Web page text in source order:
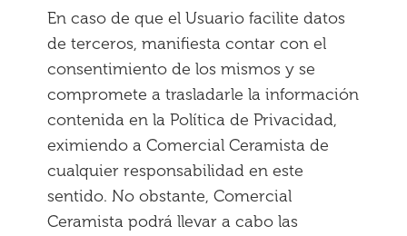
En caso de que el Usuario facilite datos
de terceros, manifiesta contar con el
consentimiento de los mismos y se
compromete a trasladarle la información
contenida en la Política de Privacidad,
eximiendo a Comercial Ceramista de
cualquier responsabilidad en este
sentido. No obstante, Comercial
Ceramista podrá llevar a cabo las